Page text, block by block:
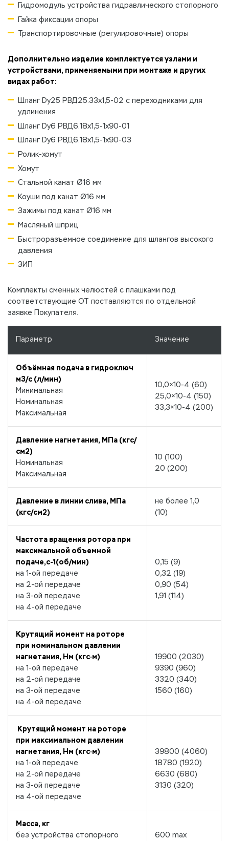
Гидромодуль устройства гидравлического стопорного
Гайка фиксации опоры
Транспортировочные (регулировочные) опоры
Дополнительно изделие комплектуется узлами и
устройствами, применяемыми при монтаже и других
видах работ:
Шланг Dу25 РВД25.33х1,5-02 с переходниками для
удлинения
Шланг Dу6 РВД6.18х1,5-1х90-01
Шланг Dу6 РВД6.18х1,5-1х90-03
Ролик-хомут
Хомут
Стальной канат Ø16 мм
Коуши под канат Ø16 мм
Зажимы под канат Ø16 мм
Масляный шприц
Быстроразъемное соединение для шлангов высокого
давления
ЗИП
Комплекты сменных челюстей с плашками под
соответствующие ОТ поставляются по отдельной
заявке Покупателя.
Параметр Значение
Объёмная подача в гидроключ
м3/с (л/мин)
Минимальная
Номинальная
Максимальная
10,0×10-4 (60)
25,0×10-4 (150)
33,3×10-4 (200)
Давление нагнетания, МПа (кгс/
см2)
Номинальная
Максимальная
10 (100)
20 (200)
Давление в линии слива, МПа
(кгс/см2)
не более 1,0
(10)
Частота вращения ротора при
максимальной объемной
подаче,с-1(об/мин)
на 1-ой передаче
на 2-ой передаче
на 3-ой передаче
на 4-ой передаче
0,15 (9)
0,32 (19)
0,90 (54)
1,91 (114)
Крутящий момент на роторе
при номинальном давлении
нагнетания, Нм (кгс·м)
на 1-ой передаче
на 2-ой передаче
на 3-ой передаче
на 4-ой передаче
19900 (2030)
9390 (960)
3320 (340)
1560 (160)
Крутящий момент на роторе
при максимальном давлении
нагнетания, Нм (кгс·м)
на 1-ой передаче
на 2-ой передаче
на 3-ой передаче
на 4-ой передаче
39800 (4060)
18780 (1920)
6630 (680)
3130 (320)
Масса, кг
без устройства стопорного
600 max